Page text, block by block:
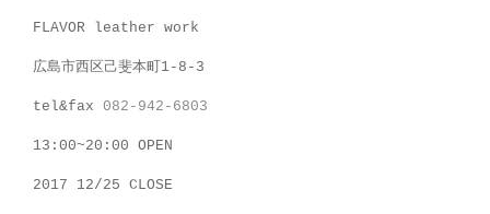
FLAVOR leather work
広島市西区己斐本町1-8-3
tel&fax 082-942-6803
13:00~20:00 OPEN
2017 12/25 CLOSE